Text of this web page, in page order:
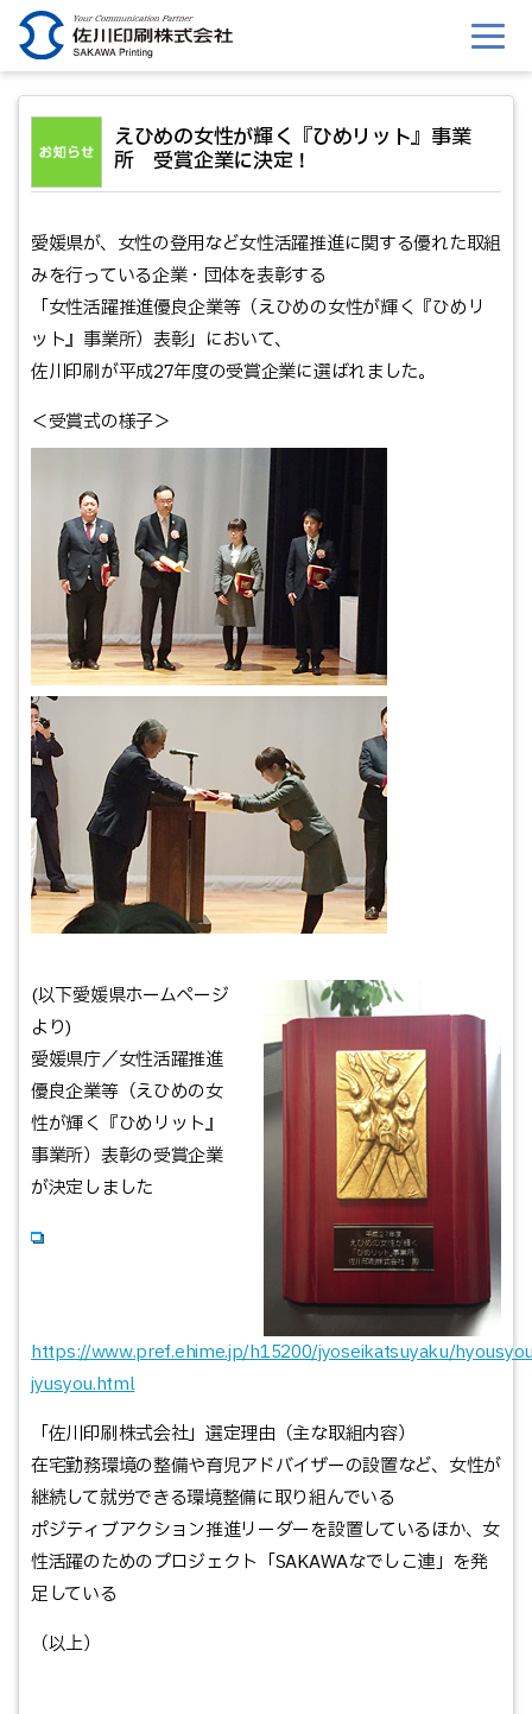
このページの本文へ移動
えひめの女性が輝く『ひめリット』事業
所 受賞企業に決定！
愛媛県が、女性の登用など女性活躍推進に関する優れた取組
みを行っている企業・団体を表彰する
「女性活躍推進優良企業等（えひめの女性が輝く『ひめリ
ット』事業所）表彰」において、
佐川印刷が平成27年度の受賞企業に選ばれました。
＜受賞式の様子＞
(以下愛媛県ホームページ
より)
愛媛県庁／女性活躍推進
優良企業等（えひめの女
性が輝く『ひめリット』
事業所）表彰の受賞企業
が決定しました
https://www.pref.ehime.jp/h15200/jyoseikatsuyaku/
jyusyou.html
「佐川印刷株式会社」選定理由（主な取組内容）
在宅勤務環境の整備や育児アドバイザーの設置など、女性が
継続して就労できる環境整備に取り組んでいる
ポジティブアクション推進リーダーを設置しているほか、女
性活躍のためのプロジェクト「SAKAWAなでしこ連」を発
足している
（以上）